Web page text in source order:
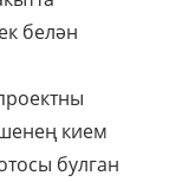
белән
кием
булган